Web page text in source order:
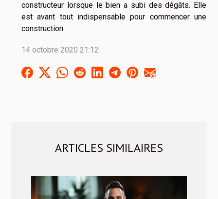
ARTICLES SIMILAIRES
constructeur lorsque le bien a subi des dégâts. Elle
est avant tout indispensable pour commencer une
construction.
14 octobre 2020 21:12